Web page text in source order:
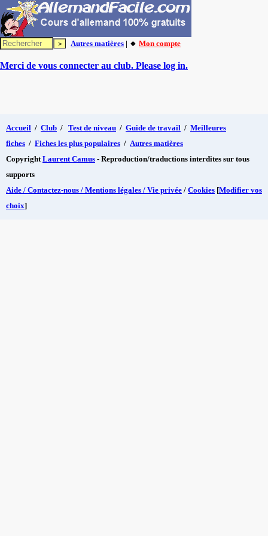
Autres matières | 🔸 Mon compte
Merci de vous connecter au club. Please log in.
Accueil / Club / Test de niveau / Guide de travail / Meilleures
fiches / Fiches les plus populaires / Autres matières
CopyrightLaurent Camus - Reproduction/traductions interdites sur tous
supports
Aide / Contactez-nous / Mentions légales / Vie privée / Cookies [Modifier vos
choix]